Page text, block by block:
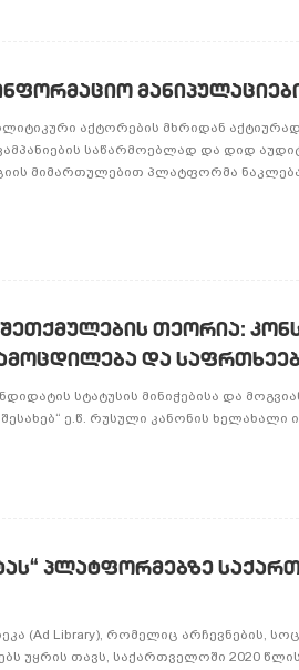
აქტორების მხრიდან აქტიურად
საწარმოებლად და დიდ
მიმართულებით პლატფორმა
თეორია:
და
სტატუსის მინიჭებისა და
ე.წ. რუსული კანონის ხელახალი
პლატფორმებზე
(Ad Library), რომელიც არჩევნების,
უყრის თავს, საქართველოში 2020